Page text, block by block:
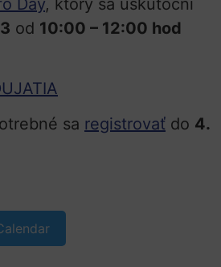
Day, ktorý sa uskutoční
od 10:00 – 12:00 hod
sa registrovať do 4.